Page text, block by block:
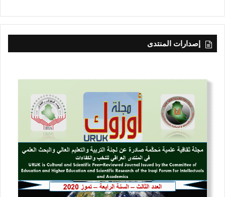
إصدارات المنتدى